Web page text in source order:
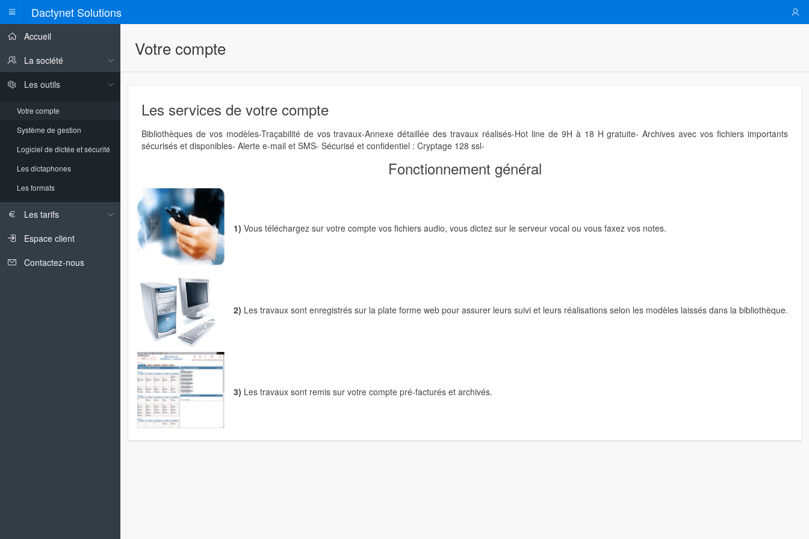
Dactynet Solutions
Accueil
La société
Les outils
Votre compte
Système de gestion
Logiciel de dictée et sécurité
Les dictaphones
Les formats
Les tarifs
Espace client
Contactez-nous
Votre compte
Les services de votre compte
Bibliothèques de vos modèles-Traçabilité de vos travaux-Annexe détaillée des travaux réalisés-Hot line de 9H à 18 H gratuite- Archives avec vos fichiers importants
sécurisés et disponibles- Alerte e-mail et SMS- Sécurisé et confidentiel : Cryptage 128 ssl-
Fonctionnement général
1) Vous téléchargez sur votre compte vos fichiers audio, vous dictez sur le serveur vocal ou vous faxez vos notes.
2) Les travaux sont enregistrés sur la plate forme web pour assurer leurs suivi et leurs réalisations selon les modèles laissés dans la bibliothèque.
3) Les travaux sont remis sur votre compte pré-facturés et archivés.